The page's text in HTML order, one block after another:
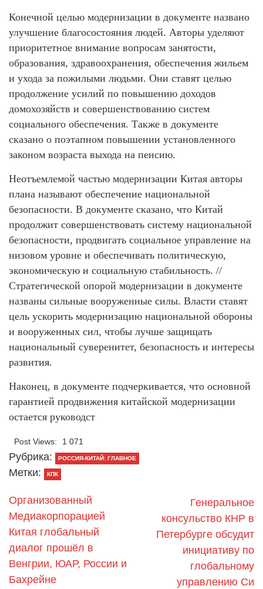
Конечной целью модернизации в документе названо
улучшение благосостояния людей. Авторы уделяют
приоритетное внимание вопросам занятости,
образования, здравоохранения, обеспечения жильем
и ухода за пожилыми людьми. Они ставят целью
продолжение усилий по повышению доходов
домохозяйств и совершенствованию систем
социального обеспечения. Также в документе
сказано о поэтапном повышении установленного
законом возраста выхода на пенсию.
Неотъемлемой частью модернизации Китая авторы
плана называют обеспечение национальной
безопасности. В документе сказано, что Китай
продолжит совершенствовать систему национальной
безопасности, продвигать социальное управление на
низовом уровне и обеспечивать политическую,
экономическую и социальную стабильность. //
Стратегической опорой модернизации в документе
названы сильные вооруженные силы. Власти ставят
цель ускорить модернизацию национальной обороны
и вооруженных сил, чтобы лучше защищать
национальный суверенитет, безопасность и интересы
развития.
Наконец, в документе подчеркивается, что основной
гарантией продвижения китайской модернизации
остается руководст
Post Views: 1 071
Рубрика: РОССИЯ-КИТАЙ: ГЛАВНОЕ
Метки: КПК
Организованный
Медиакорпорацией
Китая глобальный
диалог прошёл в
Венгрии, ЮАР, России и
Бахрейне
Генеральное
консульство КНР в
Петербурге обсудит
инициативу по
глобальному
управлению Си